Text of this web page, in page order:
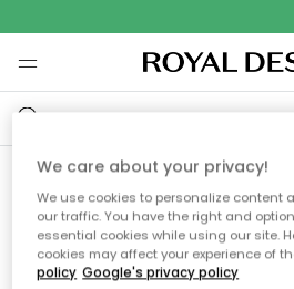
Emme
etsimääsi
We care about your privacy!
We use cookies to personalize content
our traffic. You have the right and
essential cookies while using our site.
cookies may affect your experience of
policy Google's privacy policy